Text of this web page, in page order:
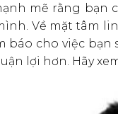
mẽ rằng bạn
Về mặt tâm
báo cho việc
lợi hơn. Hãy